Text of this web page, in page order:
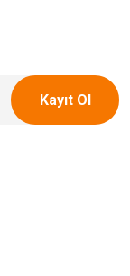
Kayıt Ol